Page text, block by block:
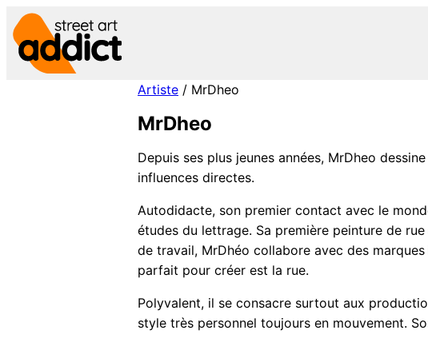
Aller
au
contenu
Artiste / MrDheo
MrDheo
Depuis ses plus jeunes années, MrDheo
influences directes.
Autodidacte, son premier contact avec le
études du lettrage. Sa première peinture de
de travail, MrDhéo collabore avec des
parfait pour créer est la rue.
Polyvalent, il se consacre surtout aux
style très personnel toujours en mouvement.